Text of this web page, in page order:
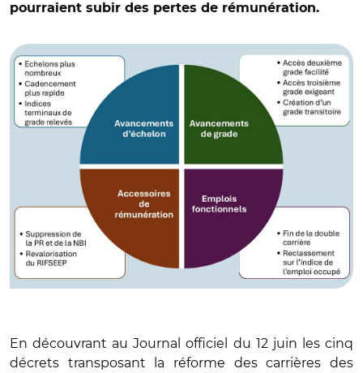
pourraient subir des pertes de rémunération.
En découvrant au Journal officiel du 12 juin les cinq
décrets transposant la réforme des carrières des